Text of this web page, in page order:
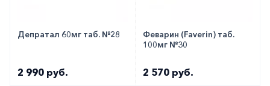
Депратал 60мг таб. №28
2 990 руб.
Феварин (Faverin) таб.
100мг №30
2 570 руб.